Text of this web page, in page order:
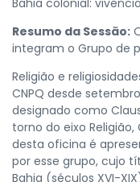
Bahia colonial:
Resumo da Sessão:
integram o Grupo de
Religião e
CNPQ desde
designado como
torno do eixo
desta oficina é
por esse grupo, cujo
Bahia (séculos XVI-